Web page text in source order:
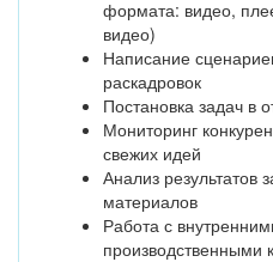
формата: видео,
видео)
Написание
раскадровок
Постановка задач в
Мониторинг
свежих идей
Анализ
материалов
Работа с
производственными